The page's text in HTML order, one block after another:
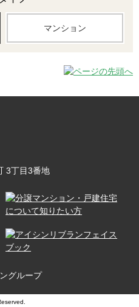
マンション
3丁目3番地